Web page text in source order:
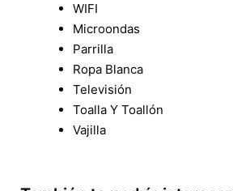
WIFI
Microondas
Parrilla
Ropa Blanca
Televisión
Toalla Y Toallón
Vajilla